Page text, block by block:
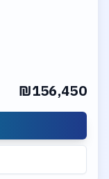
₪156,450